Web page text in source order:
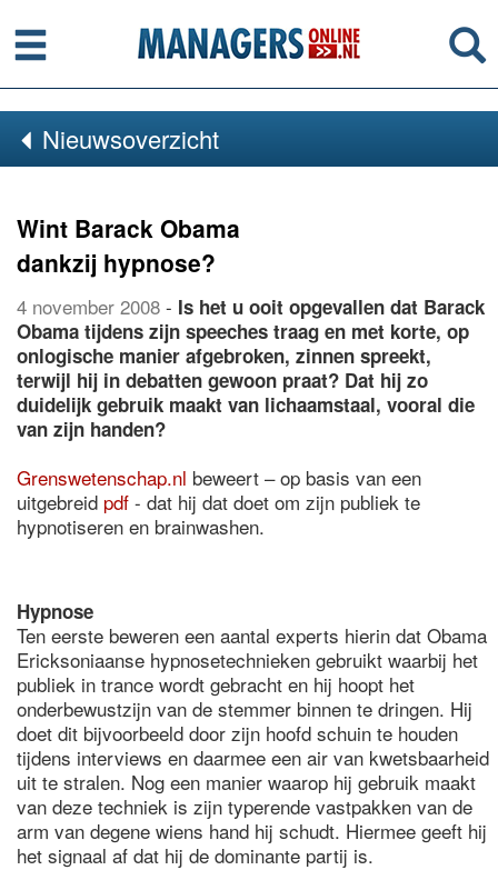
Menu
Nieuwsoverzicht
Wint Barack Obama
dankzij hypnose?
4 november 2008 - Is het u ooit opgevallen dat Barack
Obama tijdens zijn speeches traag en met korte, op
onlogische manier afgebroken, zinnen spreekt,
terwijl hij in debatten gewoon praat? Dat hij zo
duidelijk gebruik maakt van lichaamstaal, vooral die
van zijn handen?
Grenswetenschap.nl beweert – op basis van een
uitgebreid pdf - dat hij dat doet om zijn publiek te
hypnotiseren en brainwashen.
Hypnose
Ten eerste beweren een aantal experts hierin dat Obama
Ericksoniaanse hypnosetechnieken gebruikt waarbij het
publiek in trance wordt gebracht en hij hoopt het
onderbewustzijn van de stemmer binnen te dringen. Hij
doet dit bijvoorbeeld door zijn hoofd schuin te houden
tijdens interviews en daarmee een air van kwetsbaarheid
uit te stralen. Nog een manier waarop hij gebruik maakt
van deze techniek is zijn typerende vastpakken van de
arm van degene wiens hand hij schudt. Hiermee geeft hij
het signaal af dat hij de dominante partij is.